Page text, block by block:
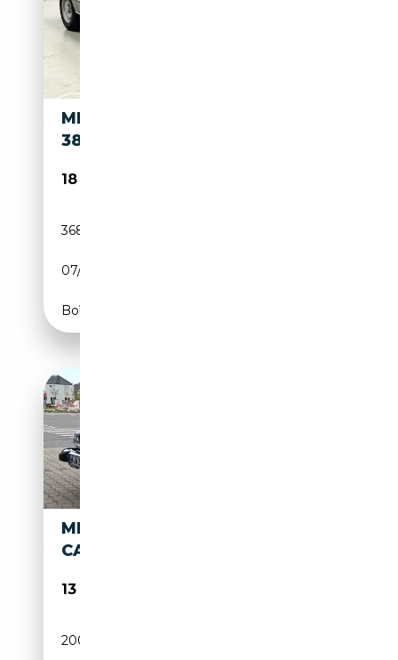
MERCEDES-BENZ SL 380
380SL - ONLINE AUCTION
18 000€
368 463 km
07/1982
Boîte automatique
MERCEDES-BENZ SL 380 R107
CABRIO
13 999€
200 000 km